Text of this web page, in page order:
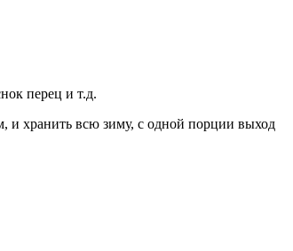
перец и т.д.
и хранить всю зиму, с одной порции выход